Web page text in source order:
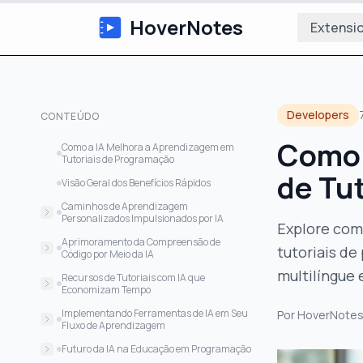
HoverNotes
CONTEÚDO
Como a IA Melhora a Aprendizagem em
Tutoriais de Programação
Visão Geral dos Benefícios Rápidos
Caminhos de Aprendizagem
Personalizados Impulsionados por IA
Avaliação Inteligente de Habilidades e
Adaptação
Customização Dinâmica do Conteúdo
Monitoramento Abrangente do
Progresso
Aprimoramento da Compreensão de
Código por Meio da IA
Análise e Explicação Inteligente de
Código
Melhoria Automática da Qualidade do
Código
Documentação Abrangente do Tutorial
Recursos de Tutoriais com IA que
Economizam Tempo
Geração Automática de Notas
Priorização Inteligente do Conteúdo
Ferramentas Abrangentes de
Implementando Ferramentas de IA em Seu
Fluxo de Aprendizagem
Começando com Ferramentas de
Futuro da IA na Educação em Programação
Developers
de
Explore
tutoriais de
multilíngue
Por